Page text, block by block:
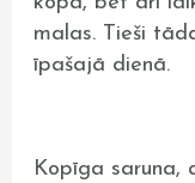
malas. Tieši
īpašajā dienā.
Kopīga saruna,